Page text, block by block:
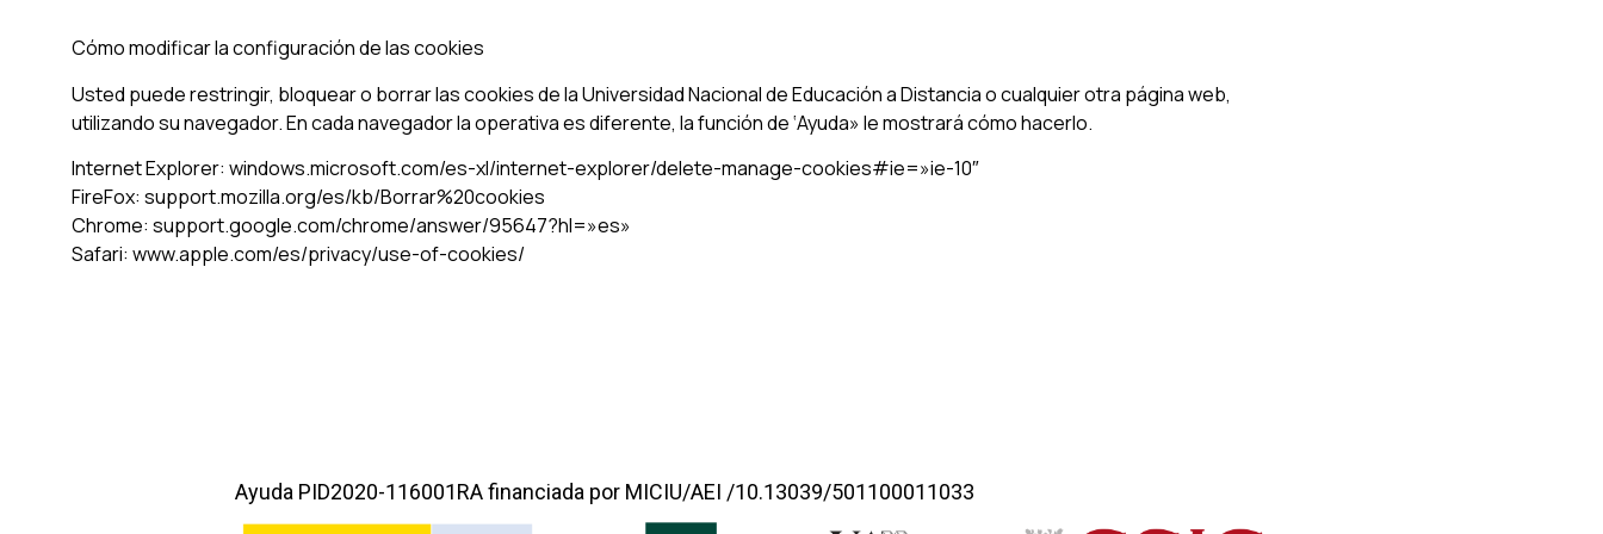
Cómo modificar la configuración de las cookies
Usted puede restringir, bloquear o borrar las cookies de la Universidad Nacional de Educación a Distancia o cualquier otra página web,
utilizando su navegador. En cada navegador la operativa es diferente, la función de ‘Ayuda» le mostrará cómo hacerlo.
Internet Explorer: windows.microsoft.com/es-xl/internet-explorer/delete-manage-cookies#ie=»ie-10″
FireFox: support.mozilla.org/es/kb/Borrar%20cookies
Chrome: support.google.com/chrome/answer/95647?hl=»es»
Safari: www.apple.com/es/privacy/use-of-cookies/
Ayuda PID2020-116001RA financiada por MICIU/AEI /10.13039/501100011033